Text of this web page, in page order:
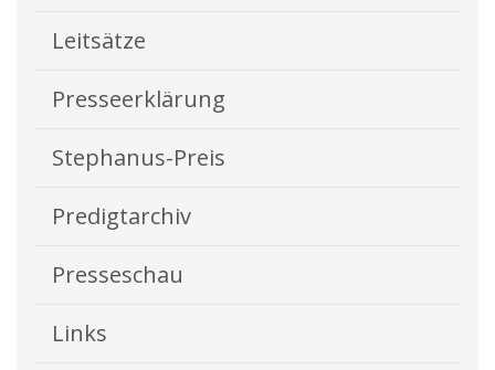
Leitsätze
Presseerklärung
Stephanus-Preis
Predigtarchiv
Presseschau
Links